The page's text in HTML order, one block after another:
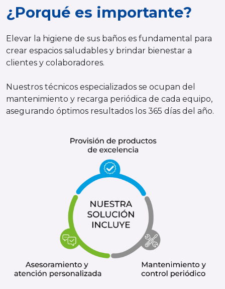
¿Porqué es importante?
Elevar la higiene de sus baños es fundamental para
crear espacios saludables y brindar bienestar a
clientes y colaboradores.
Nuestros técnicos especializados se ocupan del
mantenimiento y recarga periódica de cada equipo,
asegurando óptimos resultados los 365 días del año.